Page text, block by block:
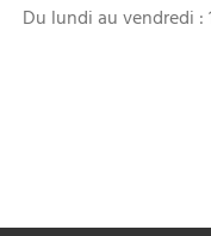
Du lundi au vendredi :